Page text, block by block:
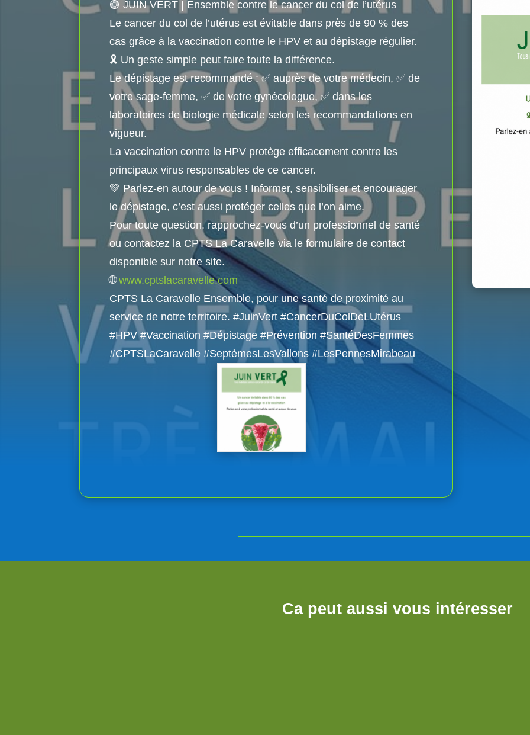
🟢 JUIN VERT | Ensemble contre le cancer du col de l’utérus
Le cancer du col de l’utérus est évitable dans près de 90 % des
cas grâce à la vaccination contre le HPV et au dépistage régulier.
🎗️ Un geste simple peut faire toute la différence.
Le dépistage est recommandé : ✅ auprès de votre médecin, ✅ de
votre sage-femme, ✅ de votre gynécologue, ✅ dans les
laboratoires de biologie médicale selon les recommandations en
vigueur.
La vaccination contre le HPV protège efficacement contre les
principaux virus responsables de ce cancer.
💚 Parlez-en autour de vous ! Informer, sensibiliser et encourager
le dépistage, c’est aussi protéger celles que l’on aime.
Pour toute question, rapprochez-vous d’un professionnel de santé
ou contactez la CPTS La Caravelle via le formulaire de contact
disponible sur notre site.
🌐www.cptslacaravelle.com
CPTS La Caravelle Ensemble, pour une santé de proximité au
service de notre territoire. #JuinVert #CancerDuColDeLUtérus
#HPV #Vaccination #Dépistage #Prévention #SantéDesFemmes
#CPTSLaCaravelle #SeptèmesLesVallons #LesPennesMirabeau
Ca peut aussi vous intéresser